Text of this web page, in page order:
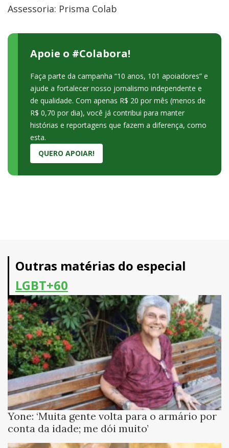
Assessoria: Prisma Colab
Apoie o #Colabora!
Faça parte da campanha “10 anos, 101 apoiadores” e
ajude a fortalecer nosso jornalismo independente e
de qualidade. Com apenas R$ 20 por mês (menos de
R$ 0,70 por dia), você já contribui para manter
histórias e reportagens que fazem a diferença, como
esta.
QUERO APOIAR!
Outras matérias do especial
LGBT+60
Yone: ‘Muita gente volta para o armário por
conta da idade; me dói muito’